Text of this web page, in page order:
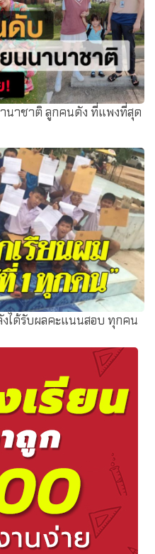
านาชาติ ลูกคนดัง ที่แพงที่สุด
งได้รับผลคะแนนสอบ ทุกคน